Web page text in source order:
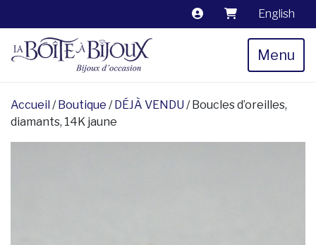
English
Menu
Accueil /Boutique /DÉJÀ VENDU / Boucles d’oreilles,
diamants, 14K jaune